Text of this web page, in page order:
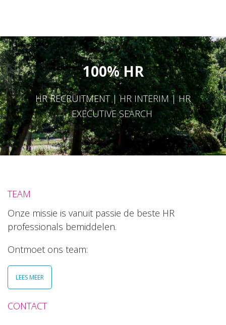
100% HR
HR RECRUITMENT | HR INTERIM | HR
EXECUTIVE SEARCH
TEAM
Onze missie is vanuit passie de beste HR
professionals bemiddelen.
Ontmoet ons team:
LEES MEER
CONTACT